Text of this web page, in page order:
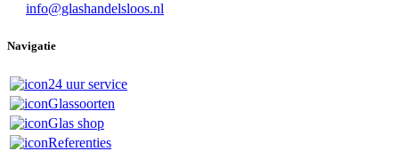
info@glashandelsloos.nl
Navigatie
24 uur service
Glassoorten
Glas shop
Referenties